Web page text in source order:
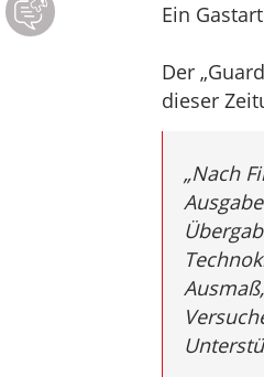
Ein
Der
dieser
„Nach